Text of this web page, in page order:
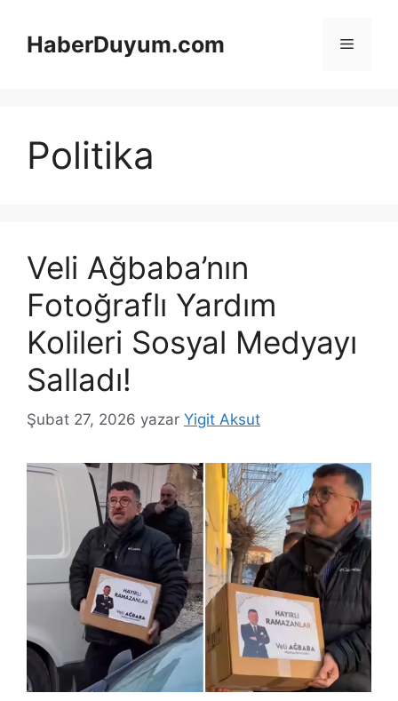
HaberDuyum.com Menü
Politika
Veli Ağbaba’nın
Fotoğraflı Yardım
Kolileri Sosyal Medyayı
Salladı!
Şubat 27, 2026 yazar Yigit Aksut